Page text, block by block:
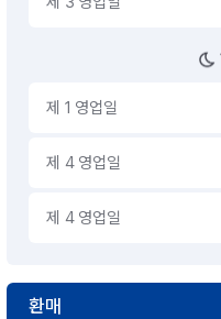
제 1 영업일
제 4 영업일
제 4 영업일
환매